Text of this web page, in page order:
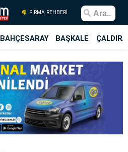
FİRMA REHBERİ
BAHÇESARAY BAŞKALE